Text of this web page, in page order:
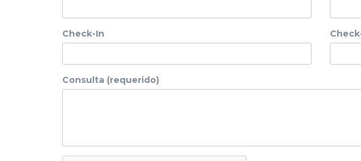
Check-In
Consulta (requerido)